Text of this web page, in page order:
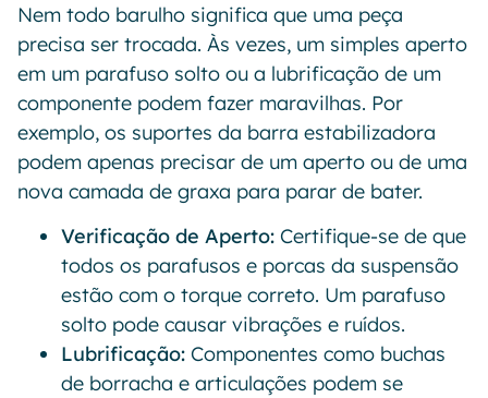
Nem todo barulho significa que uma peça
precisa ser trocada. Às vezes, um simples aperto
em um parafuso solto ou a lubrificação de um
componente podem fazer maravilhas. Por
exemplo, os suportes da barra estabilizadora
podem apenas precisar de um aperto ou de uma
nova camada de graxa para parar de bater.
Verificação de Aperto: Certifique-se de que
todos os parafusos e porcas da suspensão
estão com o torque correto. Um parafuso
solto pode causar vibrações e ruídos.
Lubrificação: Componentes como buchas
de borracha e articulações podem se